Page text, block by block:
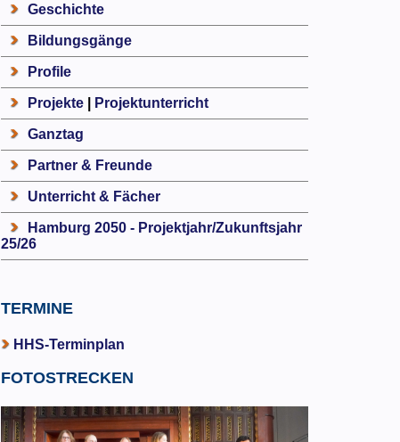
Geschichte
Bildungsgänge
Profile
Projekte| Projektunterricht
Ganztag
Partner & Freunde
Unterricht & Fächer
Hamburg 2050 - Projektjahr/Zukunftsjahr
25/26
TERMINE
HHS-Terminplan
FOTOSTRECKEN